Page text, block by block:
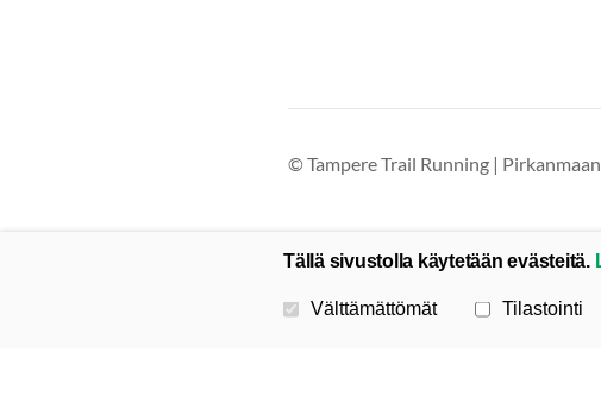
©Tampere Trail Running |
Tällä sivustolla käytetään evästeitä.
Valitse käytettävät evästeet
Välttämättömät Tilastointi